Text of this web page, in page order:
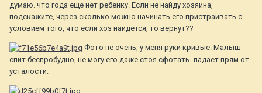
думаю. что года еще нет ребенку. Если не найду хозяина,
подскажите, через сколько можно начинать его пристраивать с
условием того, что если хоз найдется, то вернут??
Фото не очень, у меня руки кривые. Малыш
спит беспробудно, не могу его даже стоя сфотать- падает прям от
усталости.